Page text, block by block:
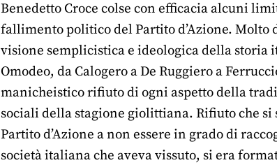
Benedetto Croce colse con efficacia alcuni
fallimento politico del Partito d’Azione.
visione semplicistica e ideologica della
Omodeo, da Calogero a De Ruggiero a
manicheistico rifiuto di ogni aspetto della
sociali della stagione giolittiana. Rifiuto che si
Partito d’Azione a non essere in grado di
società italiana che aveva vissuto, si era